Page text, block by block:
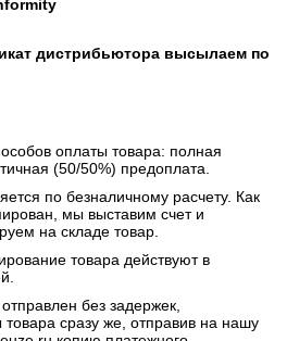
дистрибьютора высылаем по
оплаты товара: полная
(50/50%) предоплата.
по безналичному расчету. Как
мы выставим счет и
на складе товар.
товара действуют в
без задержек,
сразу же, отправив на нашу